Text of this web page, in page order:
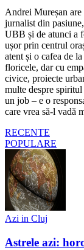
Andrei Mureșan
jurnalist din
UBB și de atunci a
ușor prin centrul
atent și o cafea de
floricele, dar cu
civice, proiecte
multe despre
un job – e o
care vrea să-l vadă
RECENTE
POPULARE
Azi in Cluj
Astrele azi: